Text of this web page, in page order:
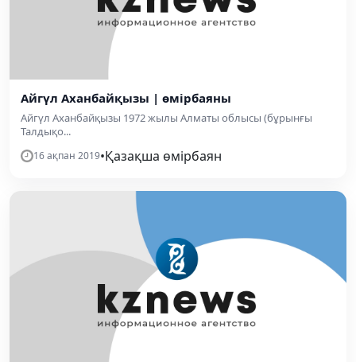
Айгүл Аханбайқызы | өмірбаяны
Айгүл Аханбайқызы 1972 жылы Алматы облысы (бұрынғы
Талдықо...
16 ақпан 2019•Қазақша өмірбаян